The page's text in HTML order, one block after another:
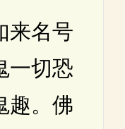
名号
一切恐
趣。佛